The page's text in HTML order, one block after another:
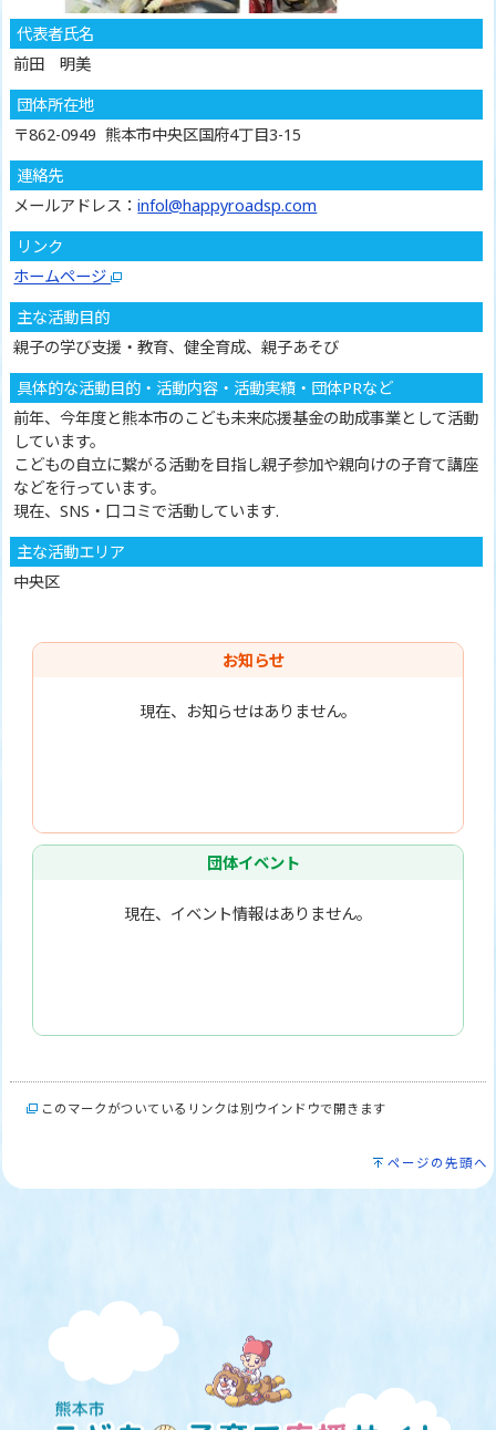
代表者氏名
前田 明美
団体所在地
〒862-0949 熊本市中央区国府4丁目3-15
連絡先
メールアドレス：infol@happyroadsp.com
リンク
ホームページ
主な活動目的
親子の学び支援・教育、健全育成、親子あそび
具体的な活動目的・活動内容・活動実績・団体PRなど
前年、今年度と熊本市のこども未来応援基金の助成事業として活動
しています。
こどもの自立に繋がる活動を目指し親子参加や親向けの子育て講座
などを行っています。
現在、SNS・口コミで活動しています.
主な活動エリア
中央区
お知らせ
現在、お知らせはありません。
団体イベント
現在、イベント情報はありません。
このマークがついているリンクは別ウインドウで開きます
ページの先頭へ